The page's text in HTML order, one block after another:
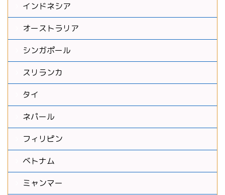
インドネシア
オーストラリア
シンガポール
スリランカ
タイ
ネパール
フィリピン
ベトナム
ミャンマー